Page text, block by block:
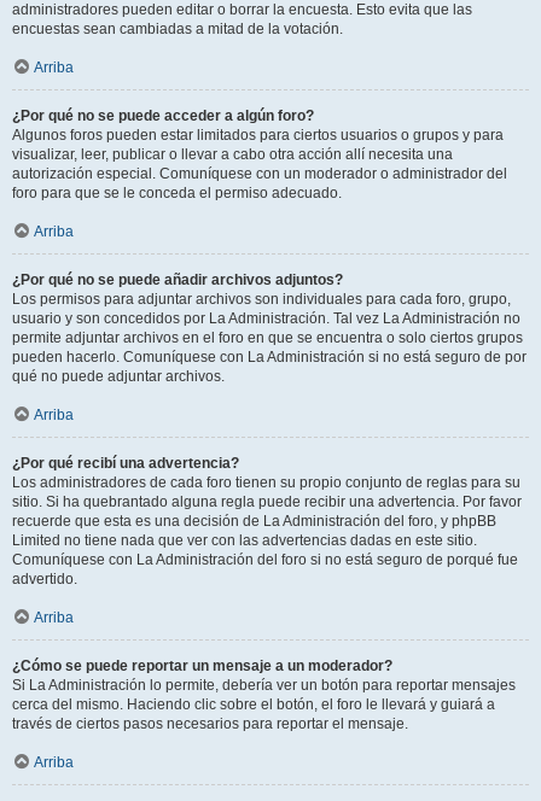
administradores pueden editar o borrar la encuesta. Esto evita que las
encuestas sean cambiadas a mitad de la votación.
Arriba
¿Por qué no se puede acceder a algún foro?
Algunos foros pueden estar limitados para ciertos usuarios o grupos y para
visualizar, leer, publicar o llevar a cabo otra acción allí necesita una
autorización especial. Comuníquese con un moderador o administrador del
foro para que se le conceda el permiso adecuado.
Arriba
¿Por qué no se puede añadir archivos adjuntos?
Los permisos para adjuntar archivos son individuales para cada foro, grupo,
usuario y son concedidos por La Administración. Tal vez La Administración no
permite adjuntar archivos en el foro en que se encuentra o solo ciertos grupos
pueden hacerlo. Comuníquese con La Administración si no está seguro de por
qué no puede adjuntar archivos.
Arriba
¿Por qué recibí una advertencia?
Los administradores de cada foro tienen su propio conjunto de reglas para su
sitio. Si ha quebrantado alguna regla puede recibir una advertencia. Por favor
recuerde que esta es una decisión de La Administración del foro, y phpBB
Limited no tiene nada que ver con las advertencias dadas en este sitio.
Comuníquese con La Administración del foro si no está seguro de porqué fue
advertido.
Arriba
¿Cómo se puede reportar un mensaje a un moderador?
Si La Administración lo permite, debería ver un botón para reportar mensajes
cerca del mismo. Haciendo clic sobre el botón, el foro le llevará y guiará a
través de ciertos pasos necesarios para reportar el mensaje.
Arriba